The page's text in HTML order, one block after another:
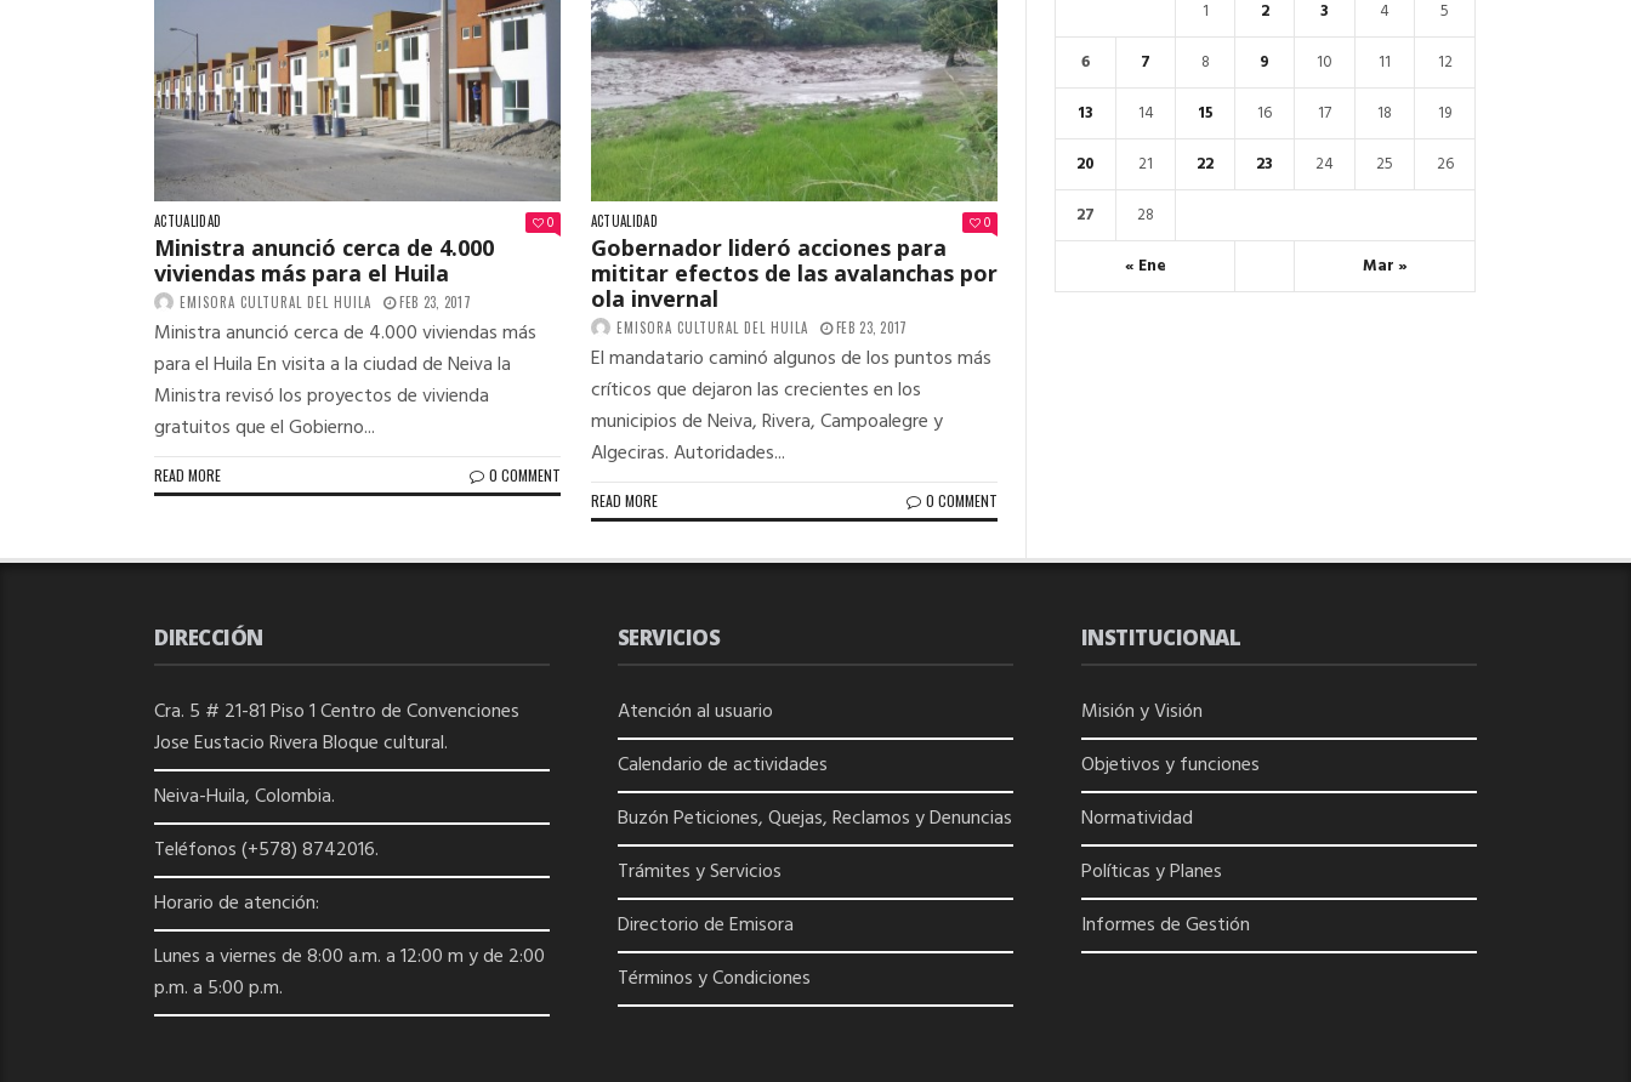
ACTUALIDAD 0
Ministra anunció cerca de 4.000
viviendas más para el Huila
EMISORA CULTURAL DEL HUILA FEB 23, 2017
Ministra anunció cerca de 4.000 viviendas más
para el Huila En visita a la ciudad de Neiva la
Ministra revisó los proyectos de vivienda
gratuitos que el Gobierno...
READ MORE 0 COMMENT
ACTUALIDAD 0
Gobernador lideró acciones para
mititar efectos de las avalanchas por
ola invernal
EMISORA CULTURAL DEL HUILA FEB 23, 2017
El mandatario caminó algunos de los puntos más
críticos que dejaron las crecientes en los
municipios de Neiva, Rivera, Campoalegre y
Algeciras. Autoridades...
READ MORE 0 COMMENT
« Ene Mar »
1 2 3 4
5
6
7 8 9 10 11
12
13
14 15 16 17 18
19
20
21 22 23 24 25
26
27
28
DIRECCIÓN
Cra. 5 # 21-81 Piso 1 Centro de Convenciones
Jose Eustacio Rivera Bloque cultural.
Neiva-Huila, Colombia.
Teléfonos (+578) 8742016.
Horario de atención:
Lunes a viernes de 8:00 a.m. a 12:00 m y de 2:00
p.m. a 5:00 p.m.
SERVICIOS
Atención al usuario
Calendario de actividades
Buzón Peticiones, Quejas, Reclamos y Denuncias
Trámites y Servicios
Directorio deEmisora
Términos y Condiciones
INSTITUCIONAL
Misión y Visión
Objetivos y funciones
Normatividad
Políticas y Planes
Informes de Gestión